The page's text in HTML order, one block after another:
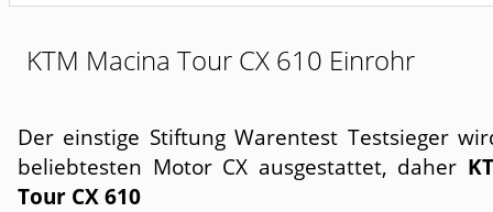
KTM Macina Tour CX 610 Einrohr
Der einstige Stiftung Warentest Testsieger
beliebtesten Motor CX ausgestattet, daher
Tour CX 610